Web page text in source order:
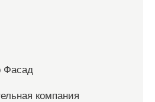
Фасад
компания